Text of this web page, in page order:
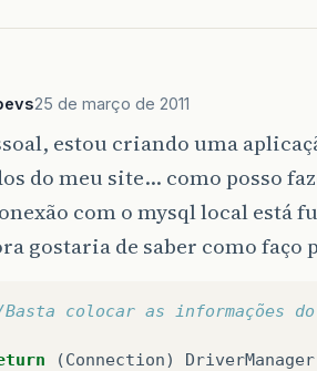
25 de março de 2011
estou criando uma
do meu site… como posso
com o mysql local está
gostaria de saber como
colocar as informações
(Connection) DriverManager